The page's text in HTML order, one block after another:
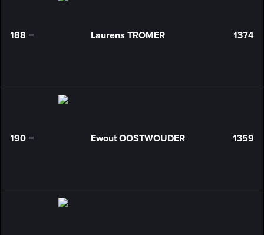
188 0 Laurens TROMER 1374
190 0 Ewout OOSTWOUDER 1359